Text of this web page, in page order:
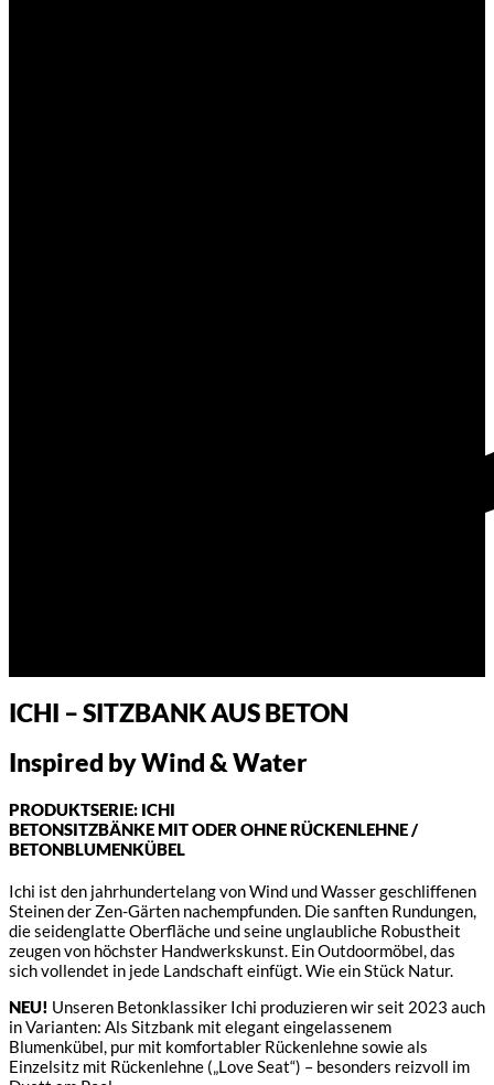
ICHI – SITZBANK AUS BETON
Inspired by Wind & Water
PRODUKTSERIE: ICHI
BETONSITZBÄNKE MIT ODER OHNE RÜCKENLEHNE /
BETONBLUMENKÜBEL
Ichi ist den jahrhundertelang von Wind und Wasser geschliffenen
Steinen der Zen-Gärten nachempfunden. Die sanften Rundungen,
die seidenglatte Oberfläche und seine unglaubliche Robustheit
zeugen von höchster Handwerkskunst. Ein Outdoormöbel, das
sich vollendet in jede Landschaft einfügt. Wie ein Stück Natur.
NEU! Unseren Betonklassiker Ichi produzieren wir seit 2023 auch
in Varianten: Als Sitzbank mit elegant eingelassenem
Blumenkübel, pur mit komfortabler Rückenlehne sowie als
Einzelsitz mit Rückenlehne („Love Seat“) – besonders reizvoll im